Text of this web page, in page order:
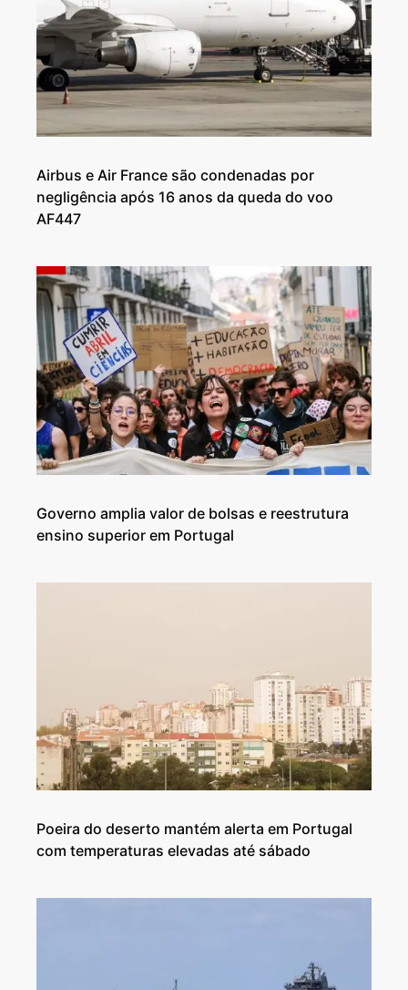
Airbus e Air France são condenadas por
negligência após 16 anos da queda do voo
AF447
Governo amplia valor de bolsas e reestrutura
ensino superior em Portugal
Poeira do deserto mantém alerta em Portugal
com temperaturas elevadas até sábado